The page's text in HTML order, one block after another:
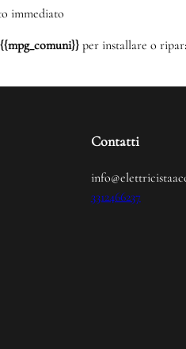
immediato
per installare o
Contatti
3312466237